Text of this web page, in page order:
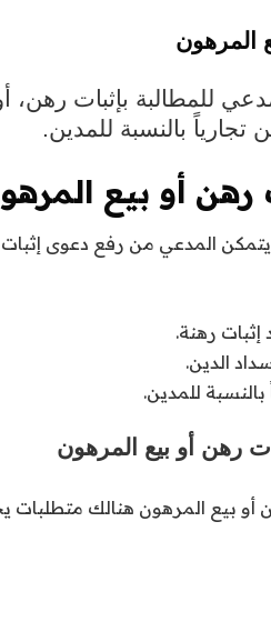
المرهون
للمطالبة بإثبات رهن،
بالنسبة للمدين.
رهن أو بيع
المدعي من رفع دعوى
رهنة.
الدين.
للمدين.
رهن أو بيع المرهون
أو بيع المرهون هنالك متطلبات